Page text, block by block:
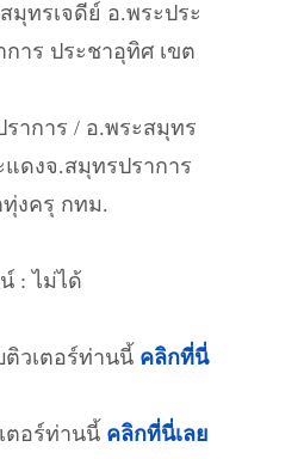
มุทรเจดีย์ อ.พระประ
าร ประชาอุทิศ เขต
าการ / อ.พระสมุทร
แดงจ.สมุทรปราการ
งครุ กทม.
: ไม่ได้
วเตอร์ท่านนี้ คลิกที่นี่
ตอร์ท่านนี้ คลิกที่นี่เลย